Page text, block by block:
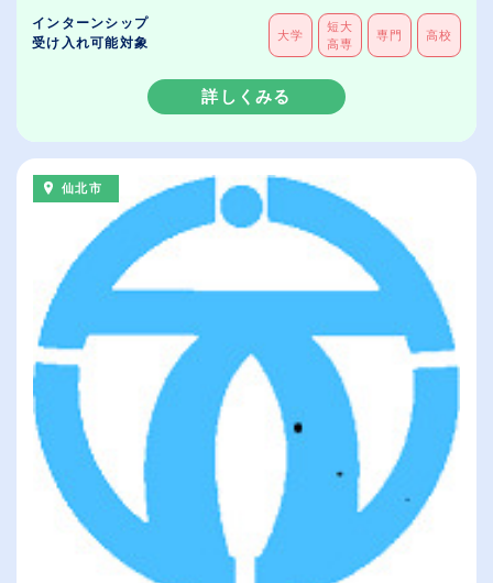
インターンシップ
受け入れ可能対象
大学
短大
高専
専門 高校
詳しくみる
仙北市